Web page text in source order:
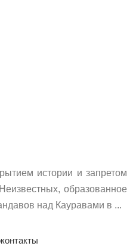
истории и запретом
образованное
над Кауравами в ...